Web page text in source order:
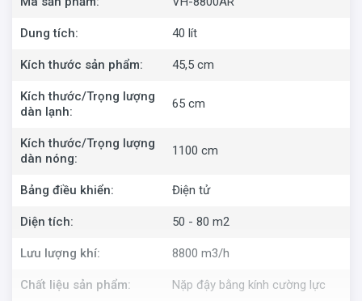
Dung tích: 40 lít
Kích thước sản phẩm: 45,5 cm
Kích thước/Trọng lượng
dàn lạnh:
65 cm
Kích thước/Trọng lượng
dàn nóng:
1100 cm
Bảng điều khiển: Điện tử
Diện tích: 50 - 80 m2
Lưu lượng khí: 8800 m3/h
Chất liệu sản phẩm: Nặp đậy bằng kính cường lực